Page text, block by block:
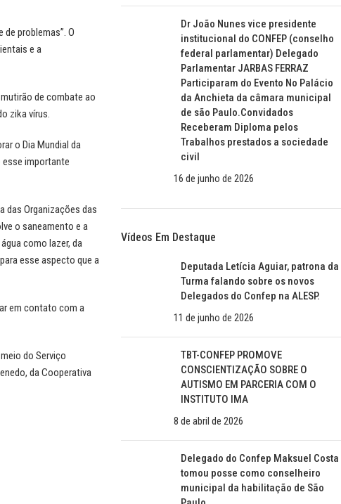
problemas”. O
e a
de combate ao
zika vírus.
o Dia Mundial da
esse importante
das Organizações das
o saneamento e a
como lazer, da
esse aspecto que a
em contato com a
do Serviço
da Cooperativa
Dr João Nunes vice presidente
institucional do CONFEP (conselho
federal parlamentar) Delegado
Parlamentar JARBAS FERRAZ
Participaram do Evento No Palácio
da Anchieta da câmara municipal
de são Paulo.Convidados
Receberam Diploma pelos
Trabalhos prestados a sociedade
civil
16 de junho de 2026
Vídeos Em Destaque
Deputada Letícia Aguiar, patrona da
Turma falando sobre os novos
Delegados do Confep na ALESP.
11 de junho de 2026
TBT-CONFEP PROMOVE
CONSCIENTIZAÇÃO SOBRE O
AUTISMO EM PARCERIA COM O
INSTITUTO IMA
8 de abril de 2026
Delegado do Confep Maksuel Costa
tomou posse como conselheiro
municipal da habilitação de São